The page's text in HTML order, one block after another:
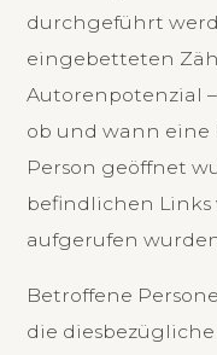
durchgeführt
eingebetteten
Autorenpotenzial
ob und wann eine
Person geöffnet
befindlichen Links
aufgerufen
Betroffene
die